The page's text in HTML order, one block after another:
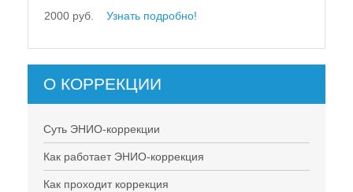
2000 руб. Узнать подробно!
О КОРРЕКЦИИ
Суть ЭНИО-коррекции
Как работает ЭНИО-коррекция
Как проходит коррекция